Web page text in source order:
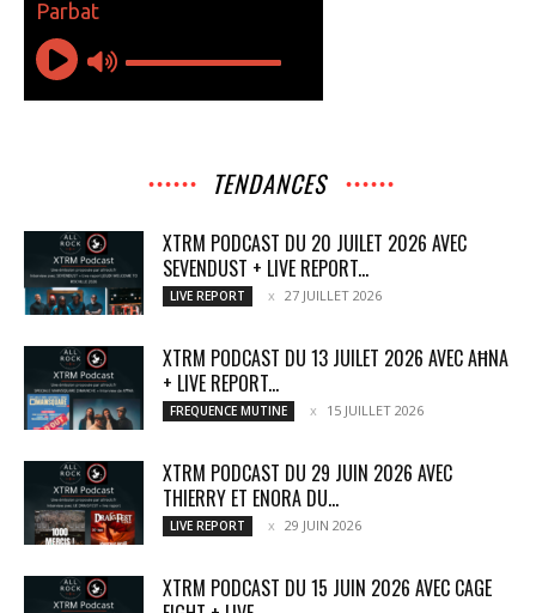
TENDANCES
XTRM PODCAST DU 20 JUILET 2026 AVEC
SEVENDUST + LIVE REPORT...
LIVE REPORT 27 JUILLET 2026
XTRM PODCAST DU 13 JUILET 2026 AVEC AĦNA
+ LIVE REPORT...
FREQUENCE MUTINE 15 JUILLET 2026
XTRM PODCAST DU 29 JUIN 2026 AVEC
THIERRY ET ENORA DU...
LIVE REPORT 29 JUIN 2026
XTRM PODCAST DU 15 JUIN 2026 AVEC CAGE